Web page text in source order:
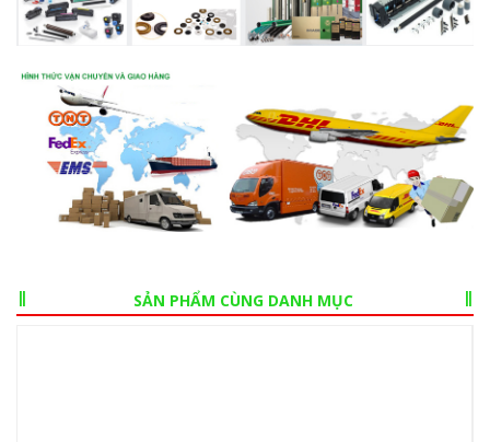
SẢN PHẨM CÙNG DANH MỤC